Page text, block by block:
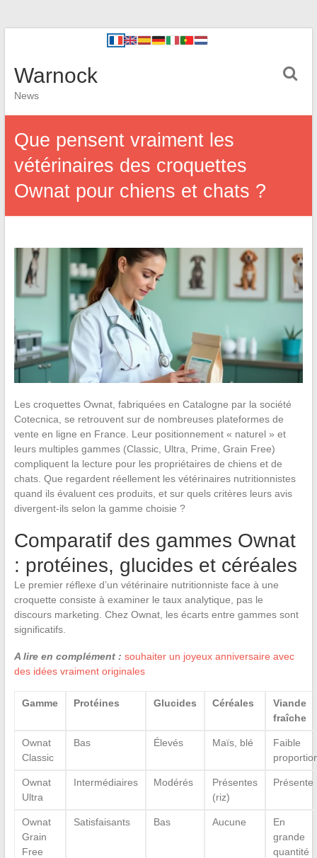
Warnock
News
Que pensent vraiment les
vétérinaires des croquettes
Ownat pour chiens et chats ?
Les croquettes Ownat, fabriquées en Catalogne par la société
Cotecnica, se retrouvent sur de nombreuses plateformes de
vente en ligne en France. Leur positionnement « naturel » et
leurs multiples gammes (Classic, Ultra, Prime, Grain Free)
compliquent la lecture pour les propriétaires de chiens et de
chats. Que regardent réellement les vétérinaires nutritionnistes
quand ils évaluent ces produits, et sur quels critères leurs avis
divergent-ils selon la gamme choisie ?
Comparatif des gammes Ownat
: protéines, glucides et céréales
Le premier réflexe d’un vétérinaire nutritionniste face à une
croquette consiste à examiner le taux analytique, pas le
discours marketing. Chez Ownat, les écarts entre gammes sont
significatifs.
A lire en complément : souhaiter un joyeux anniversaire avec
des idées vraiment originales
Gamme Protéines Glucides Céréales
Viande
fraîche
Ownat
Classic
Bas Élevés Maïs, blé
Faible
Ownat
Ultra
Intermédiaires Modérés
Présentes
(riz)
Présente
Ownat
Grain
Free
Satisfaisants Bas Aucune
En
grande
quantité